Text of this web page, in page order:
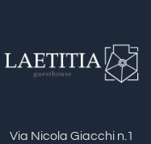
Via Nicola Giacchi n.1